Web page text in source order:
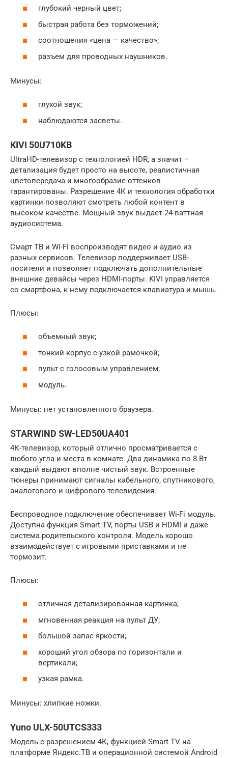
глубокий черный цвет;
быстрая работа без торможений;
соотношения «цена — качество»;
разъем для проводных наушников.
Минусы:
глухой звук;
наблюдаются засветы.
KIVI 50U710KB
UltraHD-телевизор с технологией HDR, а значит –
детализация будет просто на высоте, реалистичная
цветопередача и многообразие оттенков
гарантированы. Разрешение 4К и технология обработки
картинки позволяют смотреть любой контент в
высоком качестве. Мощный звук выдает 24-ваттная
аудиосистема.
Смарт ТВ и Wi-Fi воспроизводят видео и аудио из
разных сервисов. Телевизор поддерживает USB-
носители и позволяет подключать дополнительные
внешние девайсы через HDMI-порты. KIVI управляется
со смартфона, к нему подключается клавиатура и мышь.
Плюсы:
объемный звук;
тонкий корпус с узкой рамочкой;
пульт с голосовым управлением;
модуль.
Минусы: нет установленного браузера.
STARWIND SW-LED50UA401
4К-телевизор, который отлично просматривается с
любого угла и места в комнате. Два динамика по 8 Вт
каждый выдают вполне чистый звук. Встроенные
тюнеры принимают сигналы кабельного, спутникового,
аналогового и цифрового телевидения.
Беспроводное подключение обеспечивает Wi-Fi модуль.
Доступна функция Smart TV, порты USB и HDMI и даже
система родительского контроля. Модель хорошо
взаимодействует с игровыми приставками и не
тормозит.
Плюсы:
отличная детализированная картинка;
мгновенная реакция на пульт ДУ;
большой запас яркости;
хороший угол обзора по горизонтали и
вертикали;
узкая рамка.
Минусы: хлипкие ножки.
Yuno ULX-50UTCS333
Модель с разрешением 4К, функцией Smart TV на
платформе Яндекс.ТВ и операционной системой Android